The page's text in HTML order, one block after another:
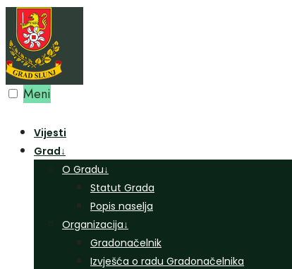
Preskoči
na
sadržaj
Meni
Vijesti
Grad↓
O Gradu↓
Statut Grada
Popis naselja
Organizacija↓
Gradonačelnik
Izvješća o radu Gradonačelnika